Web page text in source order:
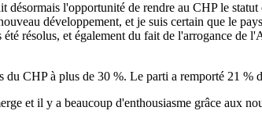
l'opportunité de rendre au CHP le statut
développement, et je suis certain que le
résolus, et également du fait de l'arrogance de
CHP à plus de 30 %. Le parti a remporté 21 %
et il y a beaucoup d'enthousiasme grâce aux